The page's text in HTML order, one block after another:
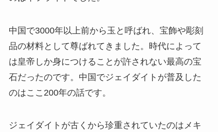
中国で3000年以上前から玉と呼ばれ、宝飾や彫刻
品の材料として尊ばれてきました。時代によって
は皇帝しか身につけることが許されない最高の宝
石だったのです。中国でジェイダイトが普及した
のはここ200年の話です。
ジェイダイトが古くから珍重されていたのはメキ